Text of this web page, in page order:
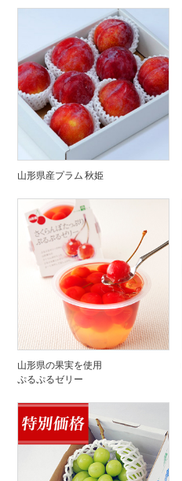
山形県産プラム 秋姫
山形県の果実を使用
ぷるぷるゼリー